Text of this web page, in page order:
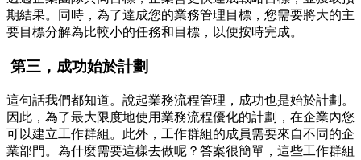
期結果。同時，為了達成您的業務管理目標，您需要將大的主
要目標分解為比較小的任務和目標，以便按時完成。
第三，成功始於計劃
這句話我們都知道。說起業務流程管理，成功也是始於計劃。
因此，為了最大限度地使用業務流程優化的計劃，在企業內您
可以建立工作群組。此外，工作群組的成員需要來自不同的企
業部門。為什麼需要這樣去做呢？答案很簡單，這些工作群組